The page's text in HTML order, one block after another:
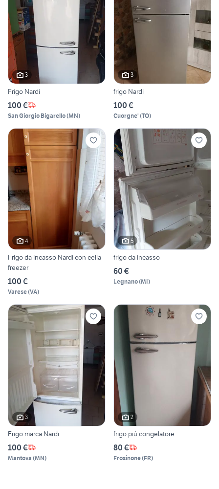
3
Frigo Nardi
100 €
San Giorgio Bigarello(MN)
3
frigo Nardi
100 €
Cuorgne' (TO)
4
Frigo da incasso Nardi con cella
freezer
100 €
Varese(VA)
5
frigo da incasso
60 €
Legnano(MI)
3
Frigo marca Nardi
100 €
Mantova (MN)
2
frigo più congelatore
80 €
Frosinone(FR)